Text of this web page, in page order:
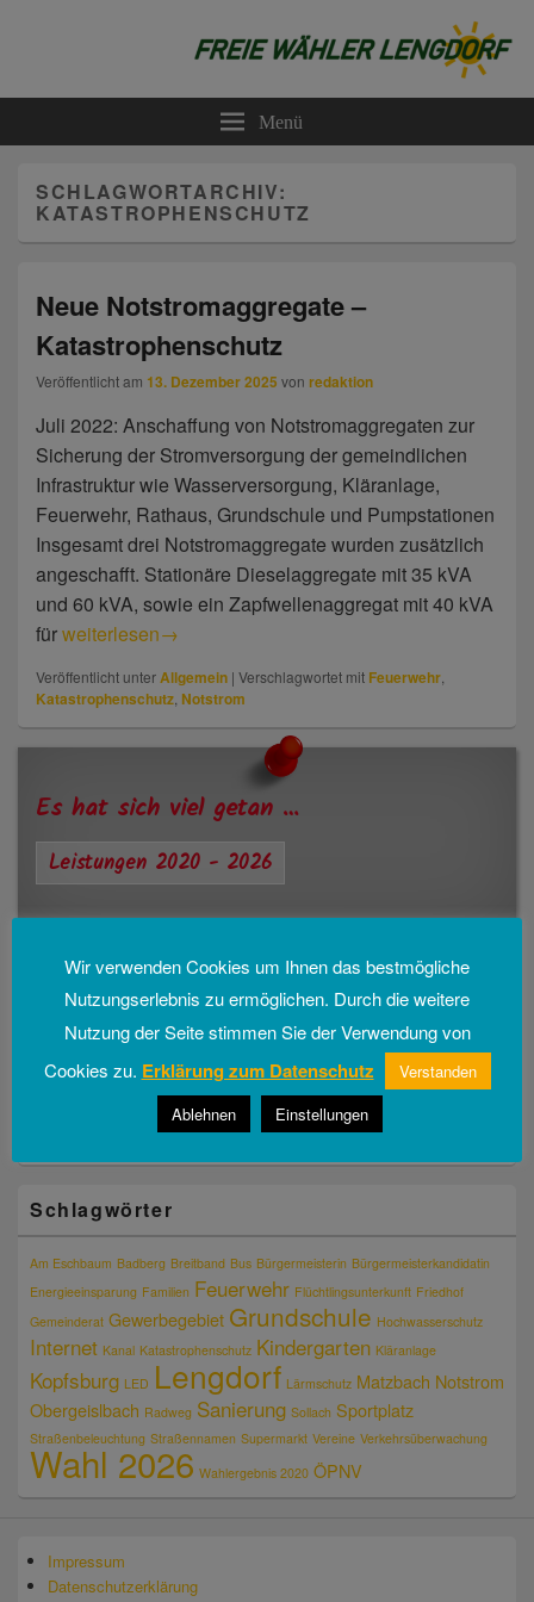
Freie Wähler Lengdorf
Menü
SCHLAGWORTARCHIV:
KATASTROPHENSCHUTZ
Neue Notstromaggregate –
Katastrophenschutz
Veröffentlicht am 13. Dezember 2025 von redaktion
Juli 2022: Anschaffung von Notstromaggregaten zur
Sicherung der Stromversorgung der gemeindlichen
Infrastruktur wie Wasserversorgung, Kläranlage,
Feuerwehr, Rathaus, Grundschule und Pumpstationen
Insgesamt drei Notstromaggregate wurden zusätzlich
angeschafft. Stationäre Dieselaggregate mit 35 kVA
und 60 kVA, sowie ein Zapfwellenaggregat mit 40 kVA
fürNeue Notstromaggregate – Katastrophenschutz
weiterlesen→
Veröffentlicht unterAllgemein | Verschlagwortet mit Feuerwehr
Katastrophenschutz Notstrom
Widgetbereich
Es hat sich viel getan …
Leistungen 2020 - 2026
Aktuelles
Die neuen Gemeinderäte der FWL
Kommunalwahlen 2026
Reinhard Schatz
Schlagwörter
Am Eschbaum Badberg Breitband Bus Bürgermeisterin Bürgermeisterkandidatin
Energieeinsparung Familien Feuerwehr Flüchtlingsunterkunft Friedhof
Gemeinderat Gewerbegebiet Grundschule Hochwasserschutz
Internet Kanal Katastrophenschutz Kindergarten Kläranlage
Kopfsburg LED Lengdorf Lärmschutz Matzbach Notstrom
Obergeislbach Radweg Sanierung Sollach Sportplatz
Straßenbeleuchtung Straßennamen Supermarkt Vereine Verkehrsüberwachung
Wahl 2026 Wahlergebnis 2020 ÖPNV
Impressum
Datenschutzerklärung
Wir verwenden Cookies um Ihnen das bestmögliche
Nutzungserlebnis zu ermöglichen. Durch die weitere
Nutzung der Seite stimmen Sie der Verwendung von
Cookies zu. Erklärung zum Datenschutz
Verstanden
Ablehnen
Einstellungen